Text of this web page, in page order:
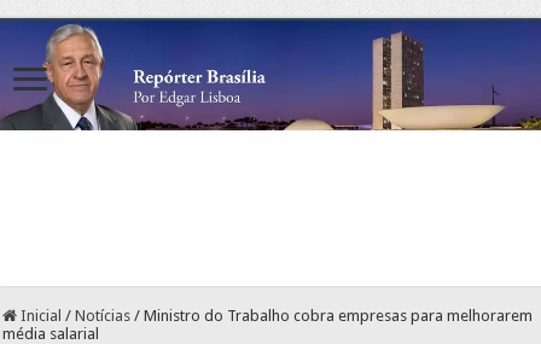
Inicial / Notícias / Ministro do Trabalho cobra empresas para melhorarem
média salarial